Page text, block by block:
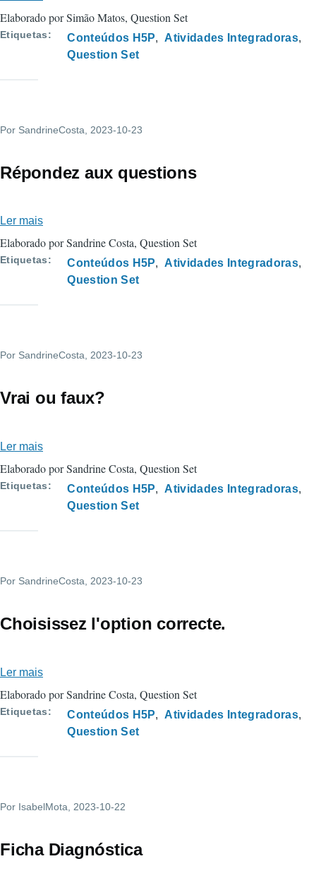
Ética,
a
Moral
éticos
Elaborado por Simão Matos, Question Set
Etiquetas Conteúdos H5P
Atividades Integradoras
Question Set
Por SandrineCosta , 2023-10-23
Répondez aux questions
Ler mais
Répondez
aux
questions
Elaborado por Sandrine Costa, Question Set
Etiquetas Conteúdos H5P
Atividades Integradoras
Question Set
Por SandrineCosta, 2023-10-23
Vrai ou faux?
Ler mais
Vrai
ou
faux?
Elaborado por Sandrine Costa, Question Set
Etiquetas Conteúdos H5P
Atividades Integradoras
Question Set
Por SandrineCosta, 2023-10-23
Choisissez l'option correcte.
Ler mais
Choisissez
l'option
correcte.
Elaborado por Sandrine Costa, Question Set
Etiquetas Conteúdos H5P
Atividades Integradoras
Question Set
Por IsabelMota , 2023-10-22
Ficha Diagnóstica